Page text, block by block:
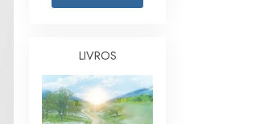
às Drogas
para o Local do Trabalho
as Condições
LIVROS